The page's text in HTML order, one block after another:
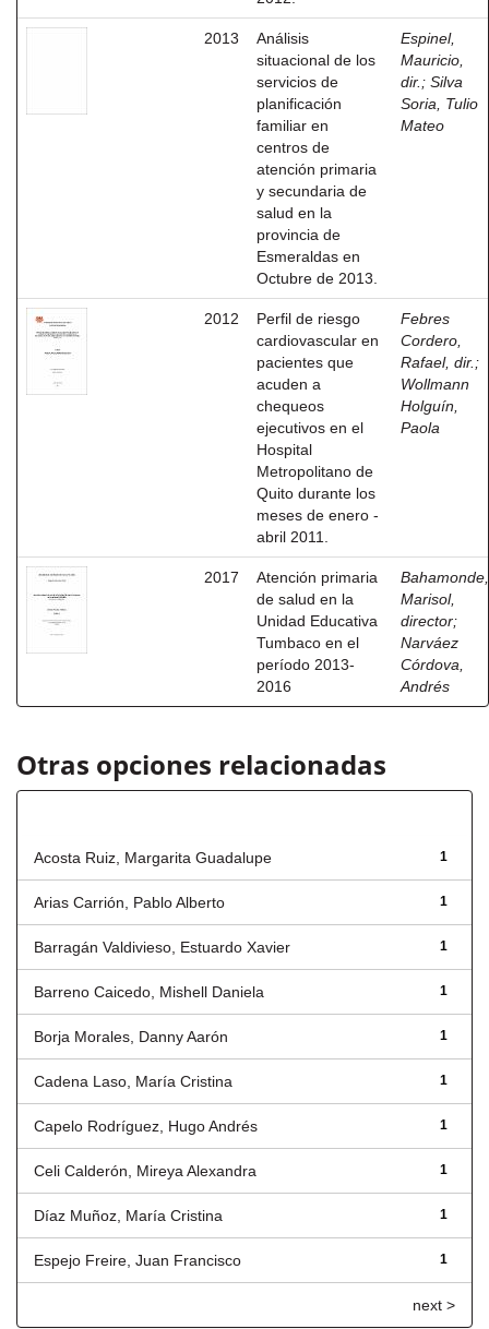
2013
Análisis
situacional de los
servicios de
planificación
familiar en
centros de
atención primaria
y secundaria de
salud en la
provincia de
Esmeraldas en
Octubre de 2013.
Espinel,
Mauricio,
dir. ; Silva
Soria, Tulio
Mateo
2012
Perfil de riesgo
cardiovascular en
pacientes que
acuden a
chequeos
ejecutivos en el
Hospital
Metropolitano de
Quito durante los
meses de enero -
abril 2011.
Febres
Cordero,
Rafael, dir. ;
Wollmann
Holguín,
Paola
2017
Atención primaria
de salud en la
Unidad Educativa
Tumbaco en el
período 2013-
2016
Bahamonde,
Marisol,
director;
Narváez
Córdova,
Andrés
Otras opciones relacionadas
1
Acosta Ruiz, Margarita Guadalupe
1
Arias Carrión, Pablo Alberto
1
Barragán Valdivieso, Estuardo Xavier
1
Barreno Caicedo, Mishell Daniela
1
Borja Morales, Danny Aarón
1
Cadena Laso, María Cristina
1
Capelo Rodríguez, Hugo Andrés
1
Celi Calderón, Mireya Alexandra
1
Díaz Muñoz, María Cristina
1
Espejo Freire, Juan Francisco
next >